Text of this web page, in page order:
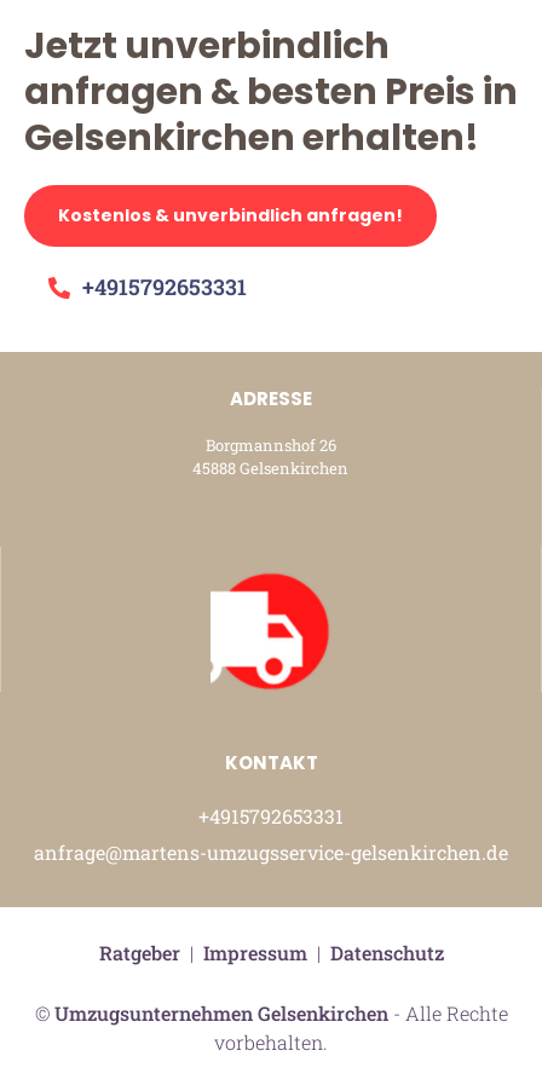
Jetzt unverbindlich
anfragen & besten Preis in
Gelsenkirchen erhalten!
Kostenlos & unverbindlich anfragen!
+4915792653331
ADRESSE
Borgmannshof 26
45888 Gelsenkirchen
KONTAKT
+4915792653331
anfrage@martens-umzugsservice-gelsenkirchen.de
©Umzugsunternehmen Gelsenkirchen- Alle Rechte
vorbehalten.
Ratgeber| Impressum| Datenschutz